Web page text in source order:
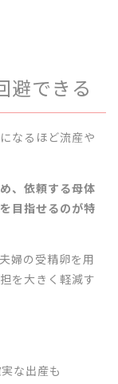
避できる
なるほど流産や
、依頼する母体
目指せるのが特
婦の受精卵を用
を大きく軽減す
な出産も